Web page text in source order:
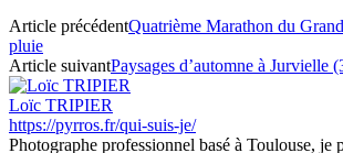
Article précédentQuatrième Marathon du
pluie
Article suivantPaysages d’automne à Jurvielle
Loïc TRIPIER
https://pyrros.fr/qui-suis-je/
Photographe professionnel basé à Toulouse, je